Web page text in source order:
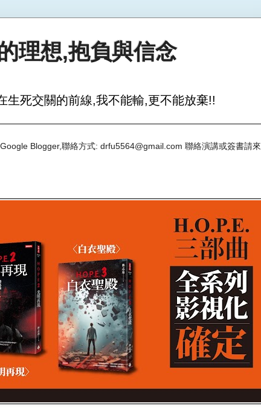
理想,抱負與信念
生死交關的前線,我不能輸,更不能放棄!!
Blogger,聯絡方式: drfu5564@gmail.com 聯絡演講或簽書請來